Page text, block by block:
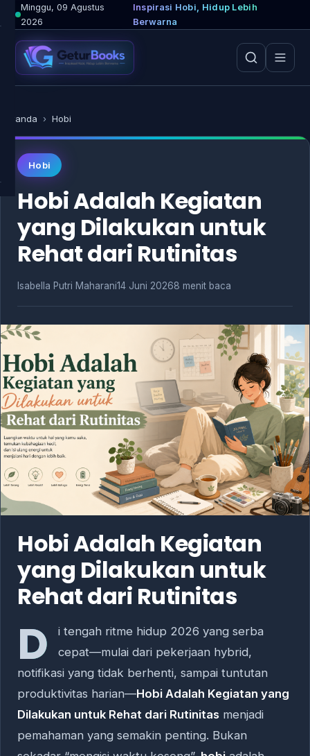
Lewati
ke
konten
Minggu, 09 Agustus
2026
Inspirasi Hobi, Hidup Lebih
Berwarna
Beranda › Hobi
Hobi
Hobi Adalah Kegiatan
yang Dilakukan untuk
Rehat dari Rutinitas
Isabella Putri Maharani14 Juni 20268 menit baca
Hobi Adalah Kegiatan
yang Dilakukan untuk
Rehat dari Rutinitas
D
i tengah ritme hidup 2026 yang serba
cepat—mulai dari pekerjaan hybrid,
notifikasi yang tidak berhenti, sampai tuntutan
produktivitas harian—Hobi Adalah Kegiatan yang
Dilakukan untuk Rehat dari Rutinitas menjadi
pemahaman yang semakin penting. Bukan